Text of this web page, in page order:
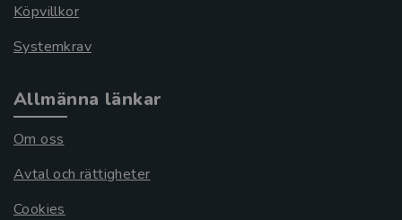
Köpvillkor
Systemkrav
Allmänna länkar
Om oss
Avtal och rättigheter
Cookies